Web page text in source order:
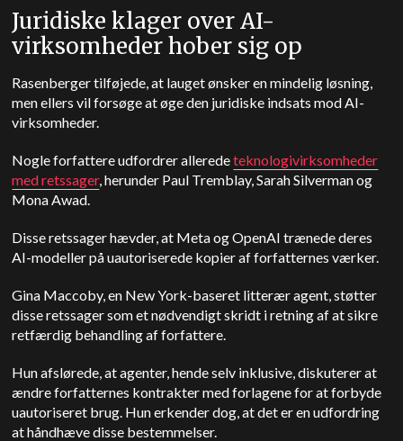
Juridiske klager over AI-
virksomheder hober sig op
Rasenberger tilføjede, at lauget ønsker en mindelig løsning,
men ellers vil forsøge at øge den juridiske indsats mod AI-
virksomheder.
Nogle forfattere udfordrer alleredeteknologivirksomheder
med retssager, herunder Paul Tremblay, Sarah Silverman og
Mona Awad.
Disse retssager hævder, at Meta og OpenAI trænede deres
AI-modeller på uautoriserede kopier af forfatternes værker.
Gina Maccoby, en New York-baseret litterær agent, støtter
disse retssager som et nødvendigt skridt i retning af at sikre
retfærdig behandling af forfattere.
Hun afslørede, at agenter, hende selv inklusive, diskuterer at
ændre forfatternes kontrakter med forlagene for at forbyde
uautoriseret brug. Hun erkender dog, at det er en udfordring
at håndhæve disse bestemmelser.